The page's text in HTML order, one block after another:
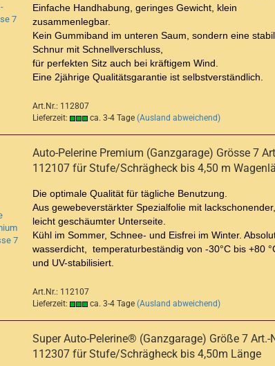
Einfache Handhabung, geringes Gewicht, klein
zusammenlegbar.
Kein Gummiband im unteren Saum, sondern eine
Schnur mit Schnellverschluss,
für perfekten Sitz auch bei kräftigem Wind.
Eine 2jährige Qualitätsgarantie ist selbstverständlich.
Art.Nr.: 112807
Lieferzeit:
ca. 3-4 Tage (Ausland abweichend)
Auto-Pelerine Premium (Ganzgarage) Grösse 7
112107 für Stufe/Schrägheck bis 4,50 m
Die optimale Qualität für tägliche Benutzung.
Aus gewebeverstärkter Spezialfolie mit lackschonender,
leicht geschäumter Unterseite.
Kühl im Sommer, Schnee- und Eisfrei im Winter.
wasserdicht, temperaturbeständig von -30°C bis +80
und UV-stabilisiert.
Art.Nr.: 112107
Lieferzeit:
ca. 3-4 Tage (Ausland abweichend)
Super Auto-Pelerine® (Ganzgarage) Größe 7 Art.-
112307 für Stufe/Schrägheck bis 4,50m Länge